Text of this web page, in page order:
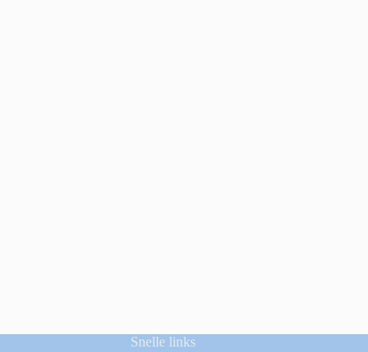
Snelle links